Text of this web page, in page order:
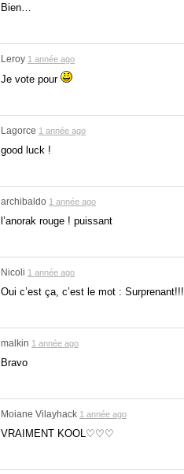
Bien…
Leroy 1 année ago
Je vote pour
Lagorce 1 année ago
good luck !
archibaldo 1 année ago
l’anorak rouge ! puissant
Nicoli 1 année ago
Oui c’est ça, c’est le mot :
malkin 1 année ago
Bravo
Moiane Vilayhack 1 année ago
VRAIMENT KOOL♡♡♡